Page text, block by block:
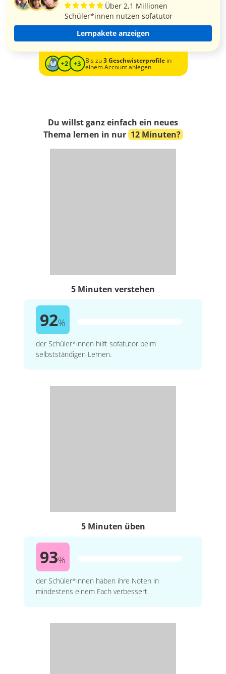
Über 2,1 Millionen
Schüler*innen nutzen sofatutor
Lernpakete anzeigen
Bis zu3 Geschwisterprofilein
einem Account anlegen
Du willst ganz einfach ein neues
Thema lernen in nur 12 Minuten?
5 Minuten verstehen
92%
der Schüler*innen hilft sofatutor beim
selbstständigen Lernen.
5 Minuten üben
93%
der Schüler*innen haben ihre Noten in
mindestens einem Fach verbessert.